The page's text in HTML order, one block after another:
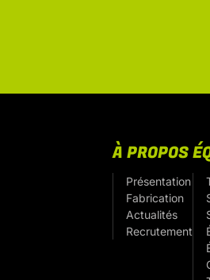
À PROPOS
Présentation
Fabrication
Actualités
Recrutement